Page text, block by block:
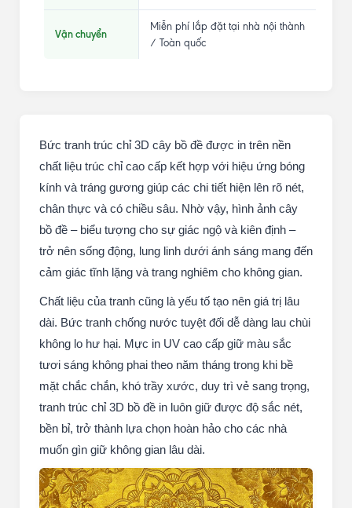
Vận chuyển
Miễn phí lắp đặt tại nhà nội thành
/ Toàn quốc
Bức tranh trúc chỉ 3D cây bồ đề được in trên nền
chất liệu trúc chỉ cao cấp kết hợp với hiệu ứng bóng
kính và tráng gương giúp các chi tiết hiện lên rõ nét,
chân thực và có chiều sâu. Nhờ vậy, hình ảnh cây
bồ đề – biểu tượng cho sự giác ngộ và kiên định –
trở nên sống động, lung linh dưới ánh sáng mang đến
cảm giác tĩnh lặng và trang nghiêm cho không gian.
Chất liệu của tranh cũng là yếu tố tạo nên giá trị lâu
dài. Bức tranh chống nước tuyệt đối dễ dàng lau chùi
không lo hư hại. Mực in UV cao cấp giữ màu sắc
tươi sáng không phai theo năm tháng trong khi bề
mặt chắc chắn, khó trầy xước, duy trì vẻ sang trọng,
tranh trúc chỉ 3D bồ đề in luôn giữ được độ sắc nét,
bền bỉ, trở thành lựa chọn hoàn hảo cho các nhà
muốn gìn giữ không gian lâu dài.